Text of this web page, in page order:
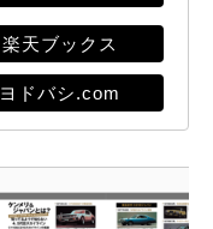
楽天ブックス
ヨドバシ.com